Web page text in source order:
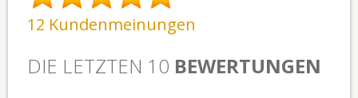
12 Kundenmeinungen
DIE LETZTEN 10 BEWERTUNGEN